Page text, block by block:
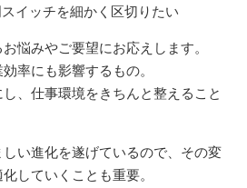
イッチを細かく区切りたい
悩みやご要望にお応えします。
率にも影響するもの。
、仕事環境をきちんと整えること
い進化を遂げているので、その変
していくことも重要。